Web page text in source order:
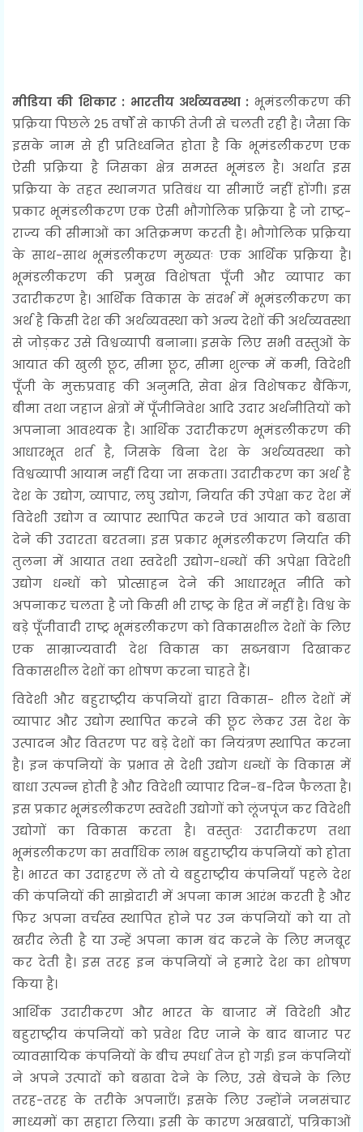
मीडिया की शिकार : भारतीय अर्थव्यवस्था : भूमंडलीकरण की
प्रक्रिया पिछले 25 वर्षों से काफी तेजी से चलती रही है। जैसा कि
इसके नाम से ही प्रतिध्वनित होता है कि भूमंडलीकरण एक
ऐसी प्रक्रिया है जिसका क्षेत्र समस्त भूमंडल है। अर्थात इस
प्रक्रिया के तहत स्थानगत प्रतिबंध या सीमाएँ नहीं होंगी। इस
प्रकार भूमंडलीकरण एक ऐसी भौगोलिक प्रक्रिया है जो राष्ट्र-
राज्य की सीमाओं का अतिक्रमण करती है। भौगोलिक प्रक्रिया
के साथ-साथ भूमंडलीकरण मुख्यतः एक आर्थिक प्रक्रिया है।
भूमंडलीकरण की प्रमुख विशेषता पूँजी और व्यापार का
उदारीकरण है। आर्थिक विकास के संदर्भ में भूमंडलीकरण का
अर्थ है किसी देश की अर्थव्यवस्था को अन्य देशों की अर्थव्यवस्था
से जोड़कर उसे विश्वव्यापी बनाना। इसके लिए सभी वस्तुओं के
आयात की खुली छूट, सीमा छूट, सीमा शुल्क में कमी, विदेशी
पूँजी के मुक्तप्रवाह की अनुमति, सेवा क्षेत्र विशेषकर बैंकिंग,
बीमा तथा जहाज क्षेत्रों में पूँजीनिवेश आदि उदार अर्थनीतियों को
अपनाना आवश्यक है। आर्थिक उदारीकरण भूमंडलीकरण की
आधारभूत शर्त है, जिसके बिना देश के अर्थव्यवस्था को
विश्वव्यापी आयाम नहीं दिया जा सकता। उदारीकरण का अर्थ है
देश के उद्योग, व्यापार, लघु उद्योग, निर्यात की उपेक्षा कर देश में
विदेशी उद्योग व व्यापार स्थापित करने एवं आयात को बढावा
देने की उदारता बरतना। इस प्रकार भूमंडलीकरण निर्यात की
तुलना में आयात तथा स्वदेशी उद्योग-धन्धों की अपेक्षा विदेशी
उद्योग धन्धों को प्रोत्साहन देने की आधारभूत नीति को
अपनाकर चलता है जो किसी भी राष्ट्र के हित में नहीं है। विश्व के
बड़े पूँजीवादी राष्ट्र भूमंडलीकरण को विकासशील देशों के लिए
एक साम्राज्यवादी देश विकास का सब्ज़बाग दिखाकर
विकासशील देशों का शोषण करना चाहते हैं।
विदेशी और बहुराष्ट्रीय कंपनियों द्वारा विकास- शील देशों में
व्यापार और उद्योग स्थापित करने की छूट लेकर उस देश के
उत्पादन और वितरण पर बड़े देशों का नियंत्रण स्थापित करना
है। इन कंपनियों के प्रभाव से देशी उद्योग धन्धों के विकास में
बाधा उत्पन्न होती है और विदेशी व्यापार दिन-ब-दिन फैलता है।
इस प्रकार भूमंडलीकरण स्वदेशी उद्योगों को लूंजपूंज कर विदेशी
उद्योगों का विकास करता है। वस्तुतः उदारीकरण तथा
भूमंडलीकरण का सर्वाधिक लाभ बहुराष्ट्रीय कंपनियों को होता
है। भारत का उदाहरण लें तो ये बहुराष्ट्रीय कंपनियाँ पहले देश
की कंपनियों की साझेदारी में अपना काम आरंभ करती है और
फिर अपना वर्चस्व स्थापित होने पर उन कंपनियों को या तो
खरीद लेती है या उन्हें अपना काम बंद करने के लिए मजबूर
कर देती है। इस तरह इन कंपनियों ने हमारे देश का शोषण
किया है।
आर्थिक उदारीकरण और भारत के बाजार में विदेशी और
बहुराष्ट्रीय कंपनियों को प्रवेश दिए जाने के बाद बाजार पर
व्यावसायिक कंपनियों के बीच स्पर्धा तेज हो गई। इन कंपनियों
ने अपने उत्पादों को बढावा देने के लिए, उसे बेचने के लिए
तरह-तरह के तरीके अपनाएँ। इसके लिए उन्होंने जनसंचार
माध्यमों का सहारा लिया। इसी के कारण अखबारों, पत्रिकाओं